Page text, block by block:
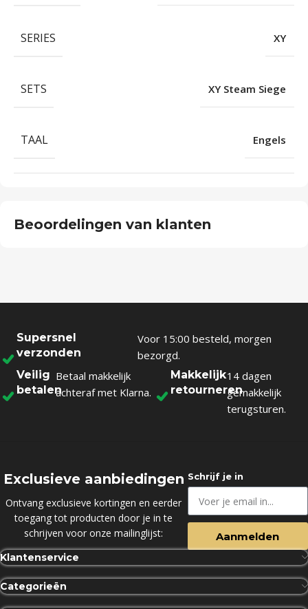
SERIES XY
SETS XY Steam Siege
TAAL Engels
Beoordelingen van klanten
Supersnel
verzonden
Voor 15:00 besteld, morgen
bezorgd.
Veilig
betalen
Betaal makkelijk
achteraf met Klarna.
Makkelijk
retourneren
14 dagen
gemakkelijk
terugsturen.
Exclusieve aanbiedingen
Ontvang exclusieve kortingen en eerder
toegang tot producten door je in te
schrijven voor onze mailinglijst:
Schrijf je in
Aanmelden
Klantenservice
Categorieën